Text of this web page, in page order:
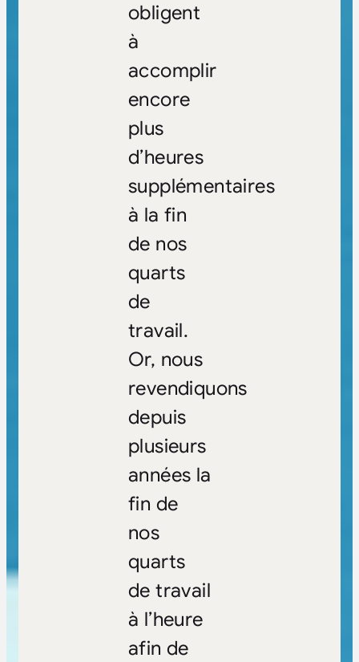
obligent
à
accomplir
encore
plus
d’heures
supplémentaires
à la fin
de nos
quarts
de
travail.
Or, nous
revendiquons
depuis
plusieurs
années la
fin de
nos
quarts
de travail
à l’heure
afin de